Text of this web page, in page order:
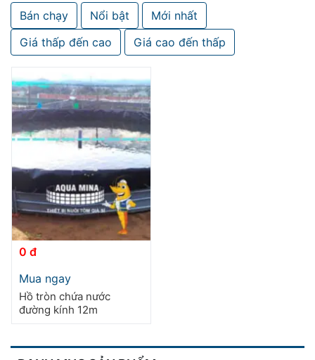
Đầu
Phun
Bọt
Khí
Ventek
Hướng
dẫn
Quy
định
Blog
chia
Liên
hệ
Bán chạy
Nổi bật
Mới nhất
Giá thấp đến cao
Giá cao đến thấp
0 đ
Mua ngayphẩm
này
có
biến
Hồ tròn chứa nước
đường kính 12m